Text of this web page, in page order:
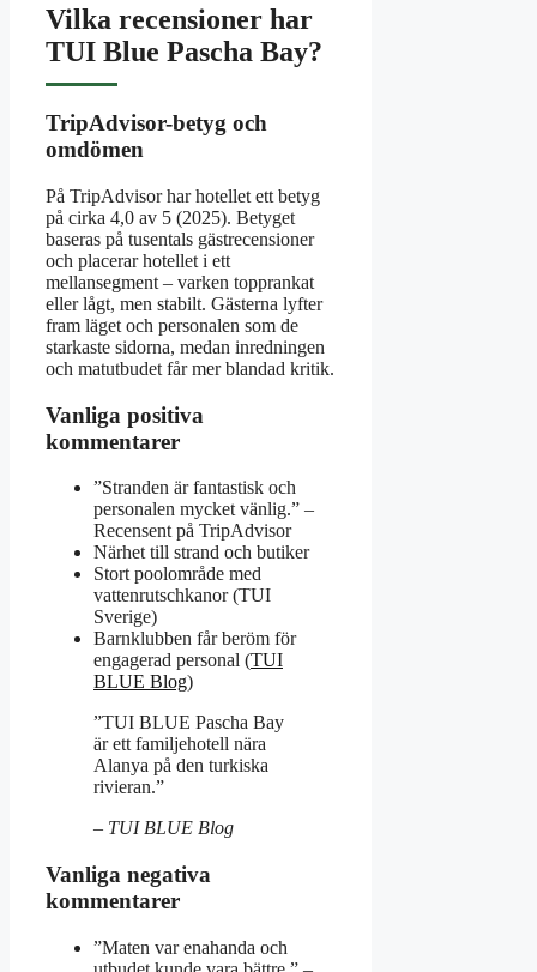
Vilka recensioner har
TUI Blue Pascha Bay?
TripAdvisor-betyg och
omdömen
På TripAdvisor har hotellet ett betyg
på cirka 4,0 av 5 (2025). Betyget
baseras på tusentals gästrecensioner
och placerar hotellet i ett
mellansegment – varken topprankat
eller lågt, men stabilt. Gästerna lyfter
fram läget och personalen som de
starkaste sidorna, medan inredningen
och matutbudet får mer blandad kritik.
Vanliga positiva
kommentarer
”Stranden är fantastisk och
personalen mycket vänlig.” –
Recensent på TripAdvisor
Närhet till strand och butiker
Stort poolområde med
vattenrutschkanor (TUI
Sverige)
Barnklubben får beröm för
engagerad personal (TUI
BLUE Blog)
”TUI BLUE Pascha Bay
är ett familjehotell nära
Alanya på den turkiska
rivieran.”
– TUI BLUE Blog
Vanliga negativa
kommentarer
”Maten var enahanda och